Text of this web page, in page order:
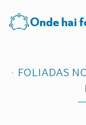
Onde hai
FOLIADAS